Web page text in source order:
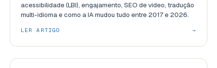
acessibilidade (LBI), engajamento, SEO de vídeo, tradução
multi-idioma e como a IA mudou tudo entre 2017 e 2026.
LER ARTIGO →